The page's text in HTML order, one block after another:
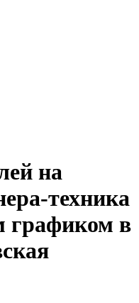
на
техника
в